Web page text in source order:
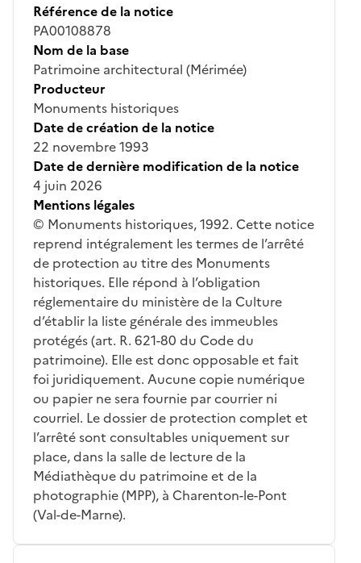
Référence de la notice
PA00108878
Nom de la base
Patrimoine architectural (Mérimée)
Producteur
Monuments historiques
Date de création de la notice
22 novembre 1993
Date de dernière modification de la notice
4 juin 2026
Mentions légales
© Monuments historiques, 1992. Cette notice
reprend intégralement les termes de l’arrêté
de protection au titre des Monuments
historiques. Elle répond à l’obligation
réglementaire du ministère de la Culture
d’établir la liste générale des immeubles
protégés (art. R. 621-80 du Code du
patrimoine). Elle est donc opposable et fait
foi juridiquement. Aucune copie numérique
ou papier ne sera fournie par courrier ni
courriel. Le dossier de protection complet et
l’arrêté sont consultables uniquement sur
place, dans la salle de lecture de la
Médiathèque du patrimoine et de la
photographie (MPP), à Charenton-le-Pont
(Val-de-Marne).